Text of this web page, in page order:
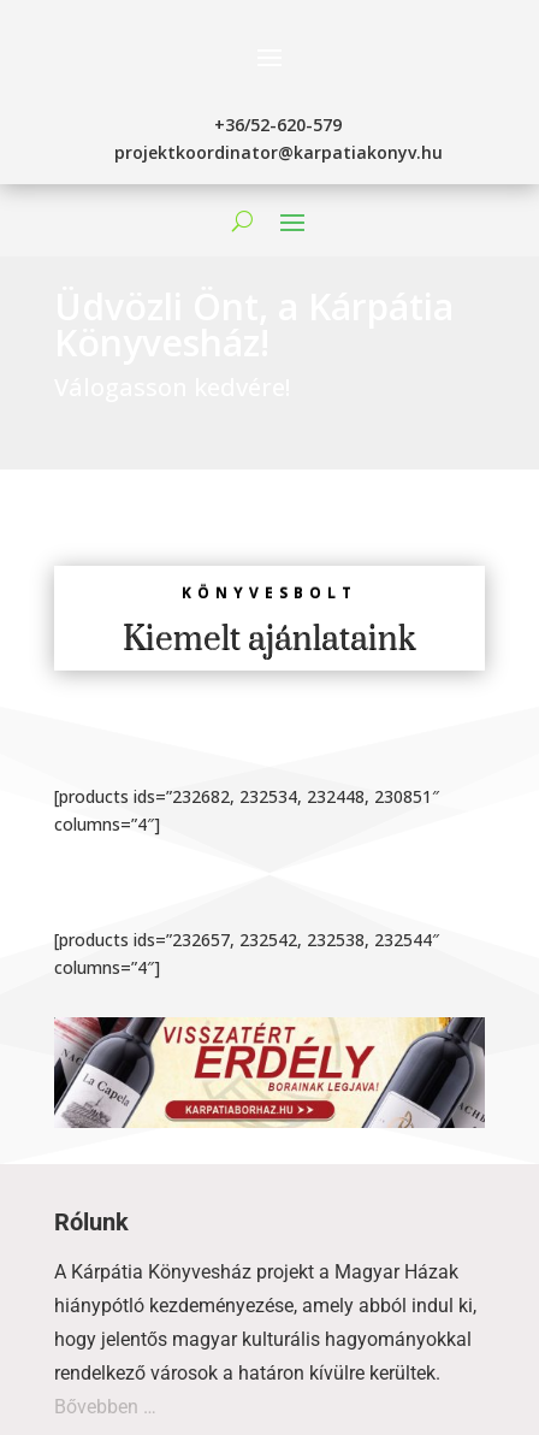
+36/52-620-579
projektkoordinator@karpatiakonyv.hu
KÖNYVESBOLT
Kiemelt ajánlataink
[products ids=”232682, 232534, 232448, 230851″
columns=”4″]
[products ids=”232657, 232542, 232538, 232544″
columns=”4″]
Rólunk
A Kárpátia Könyvesház projekt a Magyar Házak
hiánypótló kezdeményezése, amely abból indul ki,
hogy jelentős magyar kulturális hagyományokkal
rendelkező városok a határon kívülre kerültek.
Bővebben …